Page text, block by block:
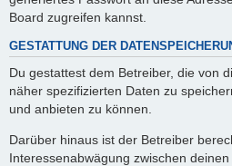
Board zugreifen kannst.
GESTATTUNG DER
Du gestattest dem Betreiber, die von
näher spezifizierten Daten zu
und anbieten zu können.
Darüber hinaus ist der Betreiber
Interessenabwägung zwischen